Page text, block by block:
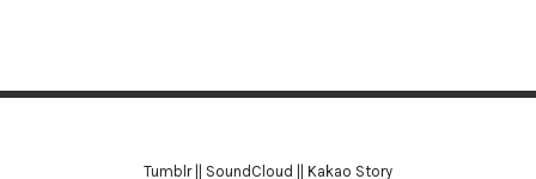
Tumblr|| SoundCloud || Kakao Story